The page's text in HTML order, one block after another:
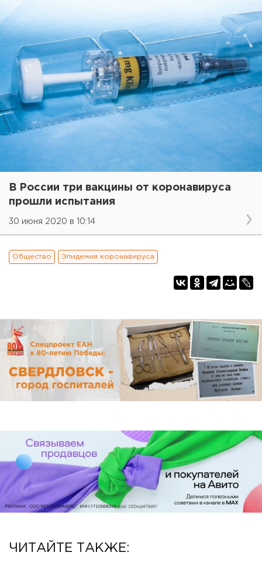
В России три вакцины от коронавируса
прошли испытания
30 июня 2020 в 10:14
Общество Эпидемия коронавируса
ЧИТАЙТЕ ТАКЖЕ: